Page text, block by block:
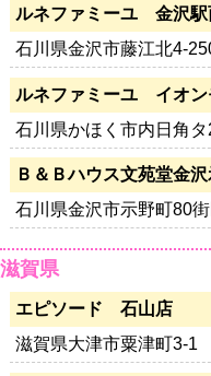
ルネファミーユ 金沢駅
石川県金沢市藤江北4-
ルネファミーユ イオン
石川県かほく市内日角
Ｂ＆Ｂハウス文苑堂金
石川県金沢市示野町80
滋賀県
エピソード 石山店
滋賀県大津市粟津町3-1